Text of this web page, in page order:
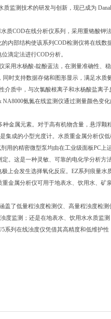
监测技术的研发与创新，现已成为
质COD在线分析仪系列，采用重铬酸钾
内部结构使该系列COD检测仪将在线数
滴定法进行COD分析。
采用水杨酸-靛酚蓝法，在测量准确性、
时支持数据存储和图形显示，满足水质
质中，与次氯酸根离子和水杨酸盐离子
氨氮在线监测仪通过测量颜色变
金属元素。对于高有机物含量，悬浮颗
集成的小型光度计。水质重金属分析仪
的精密微型泵均由在工业级面板PC上
。这是一种灵敏、可靠的电化学分析方
上会发生选择氧化反应。EZ系列痕量水
金属分析仪可用于地表水、饮用水、矿
了低量程浊度检测仪、高量程浊度检
监测；还是在地表水、饮用水水质监测
列在线浊度仪凭借其高精度和低维护